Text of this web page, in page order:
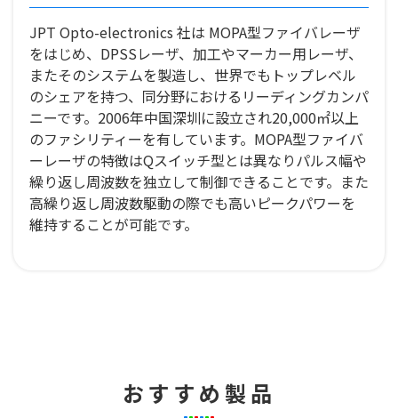
JPT Opto-electronics 社は MOPA型ファイバレーザ
をはじめ、DPSSレーザ、加工やマーカー用レーザ、
またそのシステムを製造し、世界でもトップレベル
のシェアを持つ、同分野におけるリーディングカンパ
ニーです。2006年中国深圳に設立され20,000㎡以上
のファシリティーを有しています。MOPA型ファイバ
ーレーザの特徴はQスイッチ型とは異なりパルス幅や
繰り返し周波数を独立して制御できることです。また
高繰り返し周波数駆動の際でも高いピークパワーを
維持することが可能です。
おすすめ製品